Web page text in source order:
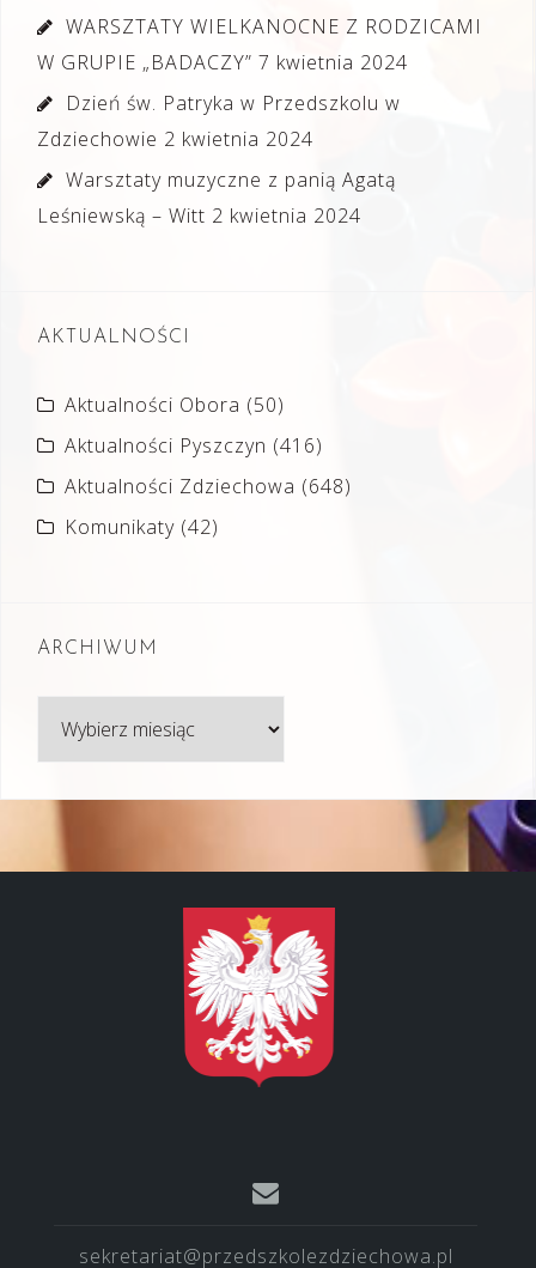
WARSZTATY WIELKANOCNE Z RODZICAMI
W GRUPIE „BADACZY” 7 kwietnia 2024
Dzień św. Patryka w Przedszkolu w
Zdziechowie 2 kwietnia 2024
Warsztaty muzyczne z panią Agatą
Leśniewską – Witt 2 kwietnia 2024
AKTUALNOŚCI
Aktualności Obora (50)
Aktualności Pyszczyn (416)
Aktualności Zdziechowa (648)
Komunikaty (42)
ARCHIWUM
sekretariat@przedszkolezdziechowa.pl